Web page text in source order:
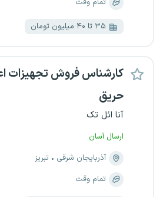
تمام وقت
۳۵ تا ۴۰ میلیون تومان
کارشناس فروش تجهیزات
حریق
آنا ائل تک
ارسال آسان
آذربایجان شرقی
تبریز
تمام وقت